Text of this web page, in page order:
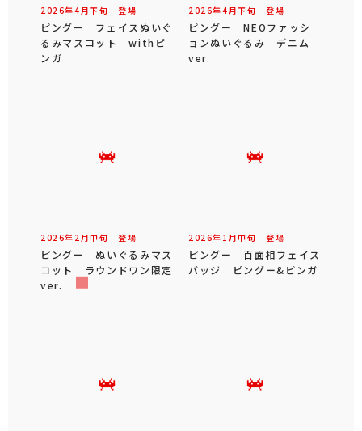
2026年4 月下旬 登場
ピングー フェイスぬいぐ
るみマスコット withピ
ンガ
2026年4 月下旬 登場
ピングー NEOファッシ
ョンぬいぐるみ デニム
ver.
2026年 2 月中旬 登場
ピングー ぬいぐるみマス
コット ラウンドワン限定
ver.
2026年 1 月中旬 登場
ピングー 百面相フェイス
バッジ ピングー&ピンガ